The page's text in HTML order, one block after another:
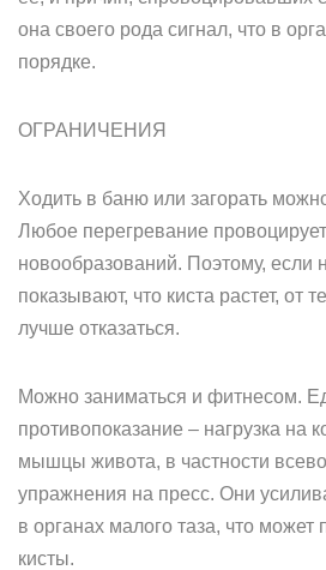
она своего рода сигнал, что в
порядке.
ОГРАНИЧЕНИЯ
Ходить в баню или загорать
Любое перегревание
новообразований. Поэтому, если
показывают, что киста растет, от
лучше отказаться.
Можно заниматься и фитнесом.
противопоказание – нагрузка на
мышцы живота, в частности
упражнения на пресс. Они
в органах малого таза, что может
кисты.